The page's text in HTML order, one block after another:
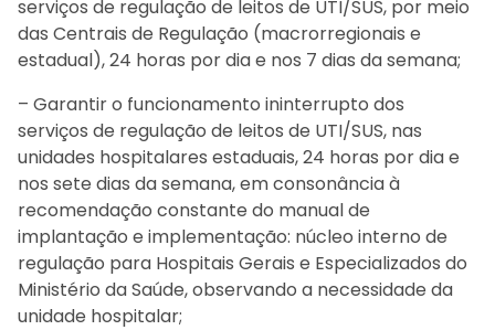
serviços de regulação de leitos de UTI/SUS, por meio
das Centrais de Regulação (macrorregionais e
estadual), 24 horas por dia e nos 7 dias da semana;
– Garantir o funcionamento ininterrupto dos
serviços de regulação de leitos de UTI/SUS, nas
unidades hospitalares estaduais, 24 horas por dia e
nos sete dias da semana, em consonância à
recomendação constante do manual de
implantação e implementação: núcleo interno de
regulação para Hospitais Gerais e Especializados do
Ministério da Saúde, observando a necessidade da
unidade hospitalar;